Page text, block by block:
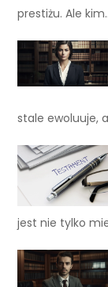
prestiżu. Ale
stale ewoluuje,
jest nie tylko